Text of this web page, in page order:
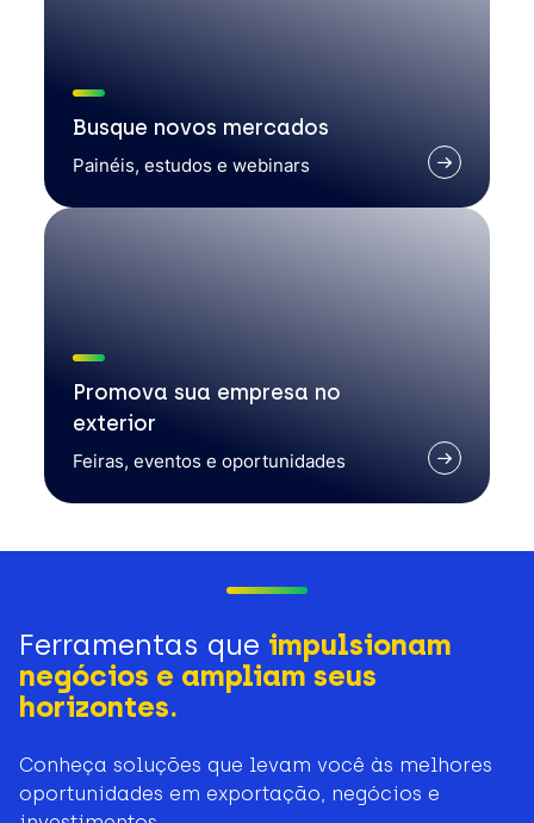
Busque novos mercados
Painéis, estudos e webinars
Promova sua empresa no
exterior
Feiras, eventos e oportunidades
Ferramentas que impulsionam
negócios e ampliam seus
horizontes.
Conheça soluções que levam você às melhores
oportunidades em exportação, negócios e